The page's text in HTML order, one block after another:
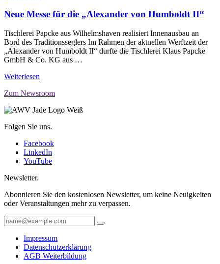
Neue Messe für die „Alexander von Humboldt II“
Tischlerei Papcke aus Wilhelmshaven realisiert Innenausbau an
Bord des Traditionsseglers Im Rahmen der aktuellen Werftzeit der
„Alexander von Humboldt II“ durfte die Tischlerei Klaus Papcke
GmbH & Co. KG aus …
Weiterlesen
Zum Newsroom
Folgen Sie uns.
Facebook
LinkedIn
YouTube
Newsletter.
Abonnieren Sie den kostenlosen Newsletter, um keine Neuigkeiten
oder Veranstaltungen mehr zu verpassen.
Impressum
Datenschutzerklärung
AGB Weiterbildung